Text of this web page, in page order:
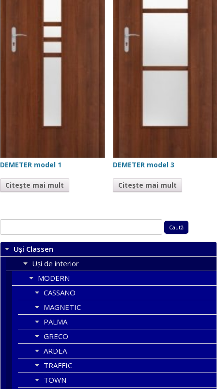
DEMETER model 1
Citește mai mult
DEMETER model 3
Citește mai mult
după:
Uși Classen
Uși de interior
MODERN
CASSANO
MAGNETIC
PALMA
GRECO
ARDEA
TRAFFIC
TOWN